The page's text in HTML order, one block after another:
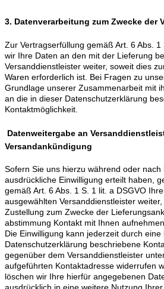
3. Datenverarbeitung zum Zwecke der
Zur Vertragserfüllung gemäß Art. 6 Abs. 1
wir Ihre Daten an den mit der Lieferung
Versanddienstleister weiter, soweit dies
Waren erforderlich ist. Bei Fragen zu
Grundlage unserer Zusammenarbeit mit
an die in dieser Datenschutzerklärung
Kontaktmöglichkeit.
Datenweitergabe an
Versandankündigung
Sofern Sie uns hierzu während oder
ausdrückliche Einwilligung erteilt haben,
gemäß Art. 6 Abs. 1 S. 1 lit. a DSGVO
ausgewählten Versanddienstleister
Zustellung zum Zwecke der
abstimmung Kontakt mit Ihnen aufnehmen
Die Einwilligung kann jederzeit durch
Datenschutzerklärung beschriebene
gegenüber dem Versanddienstleister
aufgeführten Kontaktadresse widerrufen
löschen wir Ihre hierfür angegebenen